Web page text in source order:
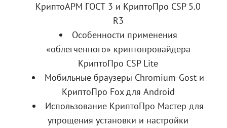
КриптоАРМ ГОСТ 3 и КриптоПро CSP 5.0
R3
Особенности применения
«облегченного» криптопровайдера
КриптоПро CSP Lite
Мобильные браузеры Chromium-Gost и
КриптоПро Fox для Android
Использование КриптоПро Мастер для
упрощения установки и настройки